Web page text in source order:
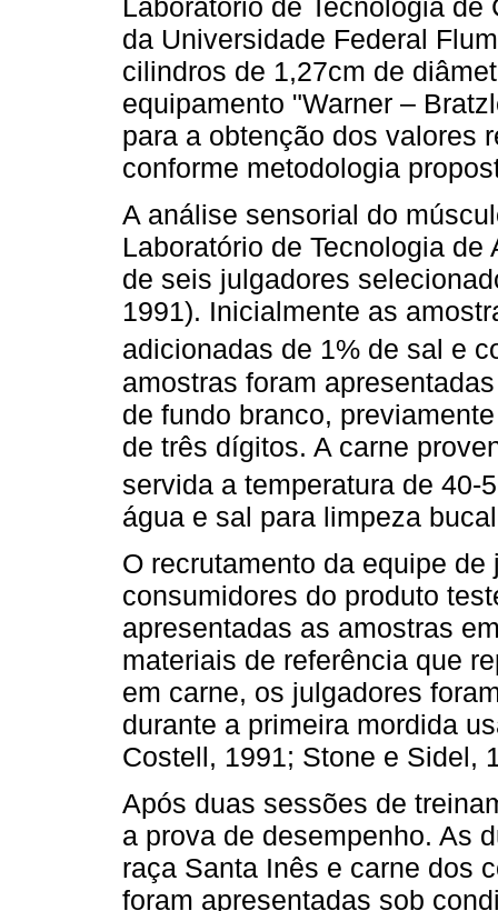
Laboratório de Tecnologia
da Universidade Federal
cilindros de 1,27cm de
equipamento "Warner –
para a obtenção dos valores
conforme metodologia
A análise sensorial do
Laboratório de Tecnologia
de seis julgadores
1991). Inicialmente as
adicionadas de 1% de sal e
amostras foram
de fundo branco,
de três dígitos. A carne
servida a temperatura de 40-
água e sal para limpeza
O recrutamento da equipe
consumidores do produto
apresentadas as amostras
materiais de referência que
em carne, os julgadores
durante a primeira mordida
Costell, 1991; Stone e Sidel,
Após duas sessões de
a prova de desempenho. As
raça Santa Inês e carne dos
foram apresentadas sob